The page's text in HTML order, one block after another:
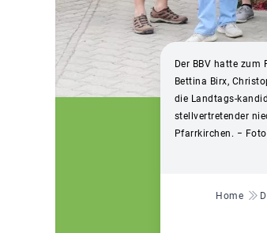
Der BBV hatte
Bettina Birx,
die Landtags-
stellvertretender
Pfarrkirchen. −
Home